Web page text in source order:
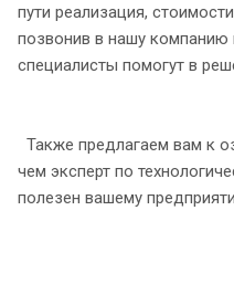
пути реализация,
позвонив в нашу компанию
специалисты помогут в
Также предлагаем вам к
чем эксперт по
полезен вашему